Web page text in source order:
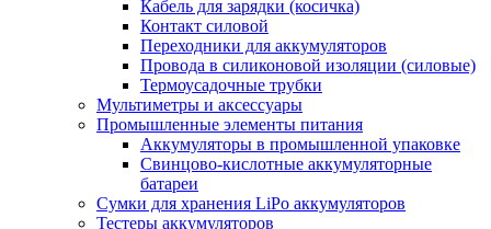
Кабель для зарядки (косичка)
Контакт силовой
Переходники для аккумуляторов
Провода в силиконовой изоляции (силовые)
Термоусадочные трубки
Мультиметры и аксессуары
Промышленные элементы питания
Аккумуляторы в промышленной упаковке
Свинцово-кислотные аккумуляторные
батареи
Сумки для хранения LiPo аккумуляторов
Тестеры аккумуляторов